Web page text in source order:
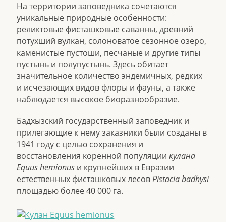
На территории заповедника сочетаются
уникальные природные особенности:
реликтовые фисташковые саванны, древний
потухший вулкан, солоноватое сезонное озеро,
каменистые пустоши, песчаные и другие типы
пустынь и полупустынь. Здесь обитает
значительное количество эндемичных, редких
и исчезающих видов флоры и фауны, а также
наблюдается высокое биоразнообразие.
Бадхызский государственный заповедник и
прилегающие к нему заказники были созданы в
1941 году с целью сохранения и
восстановления коренной популяциикулана
Equus hemionus и крупнейших в Евразии
естественных фисташковых лесовPistacia badhysi
площадью более 40 000 га.